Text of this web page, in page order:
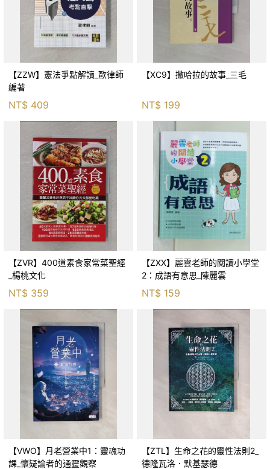
【ZZW】憲法爭點解讀_歐律師
編著
NT$ 409
【XC9】撒哈拉的故事_三毛
NT$ 199
【ZVR】400道素食家常菜聖經
_楊桃文化
NT$ 359
【ZXX】麗雲老師的閱讀小學堂
2：成語有意思_陳麗雲
NT$ 159
【VWO】月老營業中1：靈魂功
課_懷疑論者的通靈觀察
【ZTL】生命之花的靈性法則2_
德隆瓦洛．默基瑟德